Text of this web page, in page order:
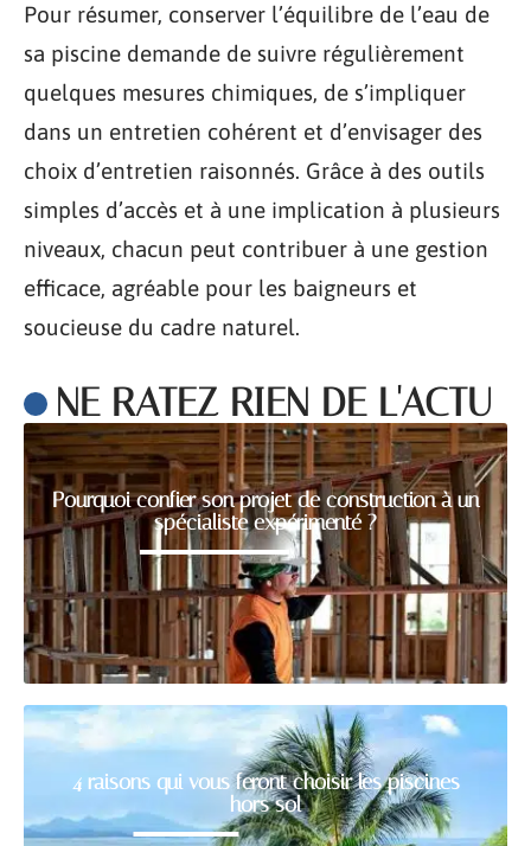
Pour résumer, conserver l’équilibre de l’eau de
sa piscine demande de suivre régulièrement
quelques mesures chimiques, de s’impliquer
dans un entretien cohérent et d’envisager des
choix d’entretien raisonnés. Grâce à des outils
simples d’accès et à une implication à plusieurs
niveaux, chacun peut contribuer à une gestion
efficace, agréable pour les baigneurs et
soucieuse du cadre naturel.
NE RATEZ RIEN DE L'ACTU
Pourquoi confier son projet de construction à un
spécialiste expérimenté ?
4 raisons qui vous feront choisir les piscines
hors sol